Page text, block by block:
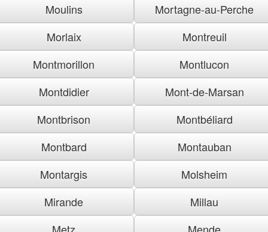
Moulins
Mortagne-au-Perche
Morlaix
Montreuil
Montmorillon
Montlucon
Montdidier
Mont-de-Marsan
Montbrison
Montbéliard
Montbard
Montauban
Montargis
Molsheim
Mirande
Millau